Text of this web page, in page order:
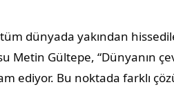
dünyada yakından
Metin Gültepe, “Dünyanın
ediyor. Bu noktada farklı